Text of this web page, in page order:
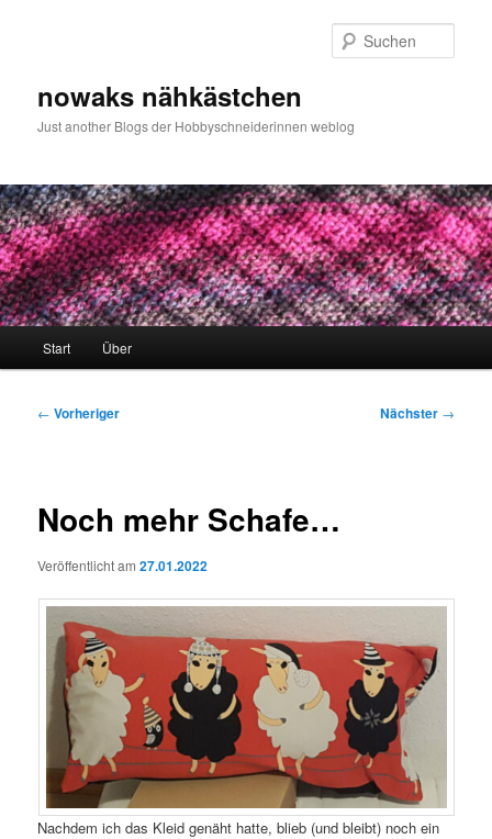
nowaks nähkästchen
Just another Blogs der Hobbyschneiderinnen weblog
Start Über
Beitragsnavigation
← Vorheriger Nächster →
Noch mehr Schafe…
Veröffentlicht am27.01.2022
Nachdem ich das Kleid genäht hatte, blieb (und bleibt) noch ein